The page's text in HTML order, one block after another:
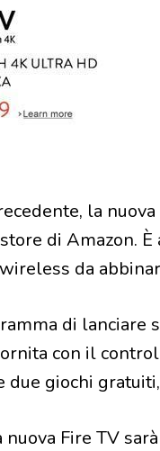
la
di Amazon.
da
di lanciare
con il
due giochi
Fire TV